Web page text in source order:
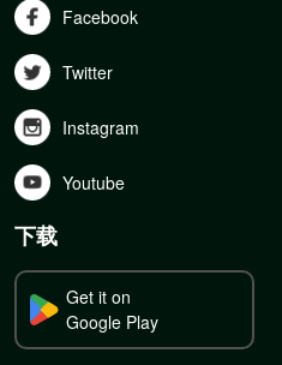
Facebook
Twitter
Instagram
Youtube
下载
Get it on
Google Play